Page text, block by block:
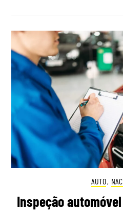
AUTO,
Inspeção